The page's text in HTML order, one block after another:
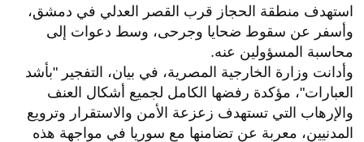
استهدف منطقة الحجاز قرب القصر العدلي في دمشق،
وأسفر عن سقوط ضحايا وجرحى، وسط دعوات إلى
محاسبة المسؤولين عنه.
وأدانت وزارة الخارجية المصرية، في بيان، التفجير "بأشد
العبارات"، مؤكدة رفضها الكامل لجميع أشكال العنف
والإرهاب التي تستهدف زعزعة الأمن والاستقرار وترويع
المدنيين، معربة عن تضامنها مع سوريا في مواجهة هذه